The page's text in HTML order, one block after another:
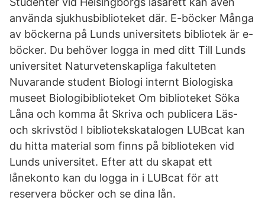
använda sjukhusbiblioteket där. E-böcker Många
av böckerna på Lunds universitets bibliotek är e-
böcker. Du behöver logga in med ditt Till Lunds
universitet Naturvetenskapliga fakulteten
Nuvarande student Biologi internt Biologiska
museet Biologibiblioteket Om biblioteket Söka
Låna och komma åt Skriva och publicera Läs-
och skrivstöd I bibliotekskatalogen LUBcat kan
du hitta material som finns på biblioteken vid
Lunds universitet. Efter att du skapat ett
lånekonto kan du logga in i LUBcat för att
reservera böcker och se dina lån.